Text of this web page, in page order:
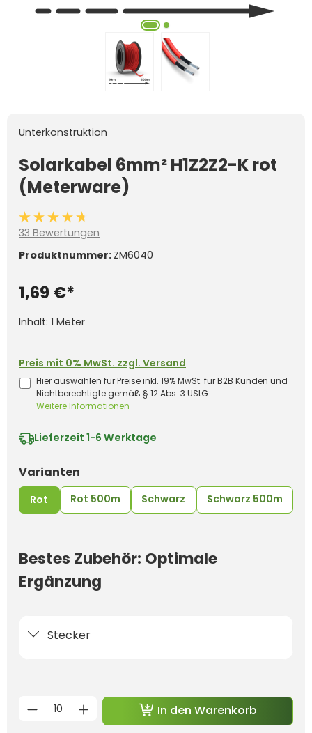
Unterkonstruktion
Solarkabel 6mm² H1Z2Z2-K rot
(Meterware)
Durchschnittliche Bewertung von 4.6 von 5 Sternen
33 Bewertungen
Produktnummer: ZM6040
1,69 €*
Inhalt: 1 Meter
Preis mit 0% MwSt. zzgl. Versand
Hier auswählen für Preise inkl. 19% MwSt. für B2B Kunden und
Nichtberechtigte gemäß § 12 Abs. 3 UStG
Weitere Informationen
Lieferzeit 1-6 Werktage
Varianten
Rot Rot 500m Schwarz Schwarz 500m
Bestes Zubehör: Optimale
Ergänzung
Stecker
Produkt Anzahl: Gib den
In den Warenkorb